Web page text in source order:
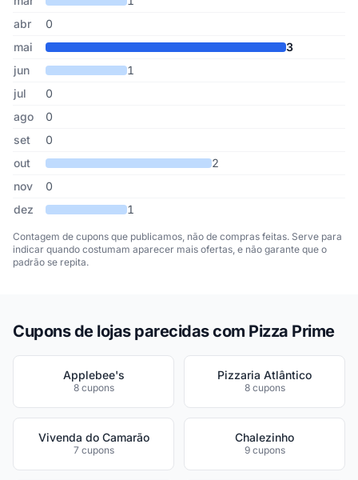
abr
0
mai
3
jun
1
jul
0
ago
0
set
0
out
2
nov
0
dez
1
Contagem de cupons que publicamos, não de compras feitas. Serve para
indicar quando costumam aparecer mais ofertas, e não garante que o
padrão se repita.
Cupons de lojas parecidas com Pizza Prime
Applebee's
8 cupons
Pizzaria Atlântico
8 cupons
Vivenda do Camarão
7 cupons
Chalezinho
9 cupons